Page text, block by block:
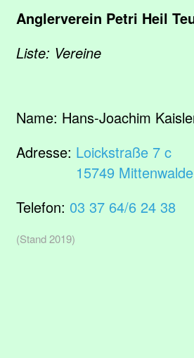
Anglerverein Petri Heil
Liste: Vereine
Name: Hans-Joachim
Adresse: Loickstraße 7 c
15749 Mittenwalde
Telefon: 03 37 64/6 24 38
(Stand 2019)